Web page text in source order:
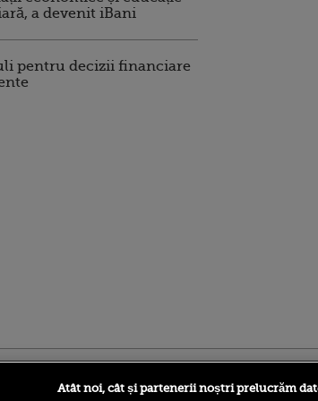
a devenit iBani
pentru decizii financiare
Atât noi, cât și partenerii noștri prelucrăm